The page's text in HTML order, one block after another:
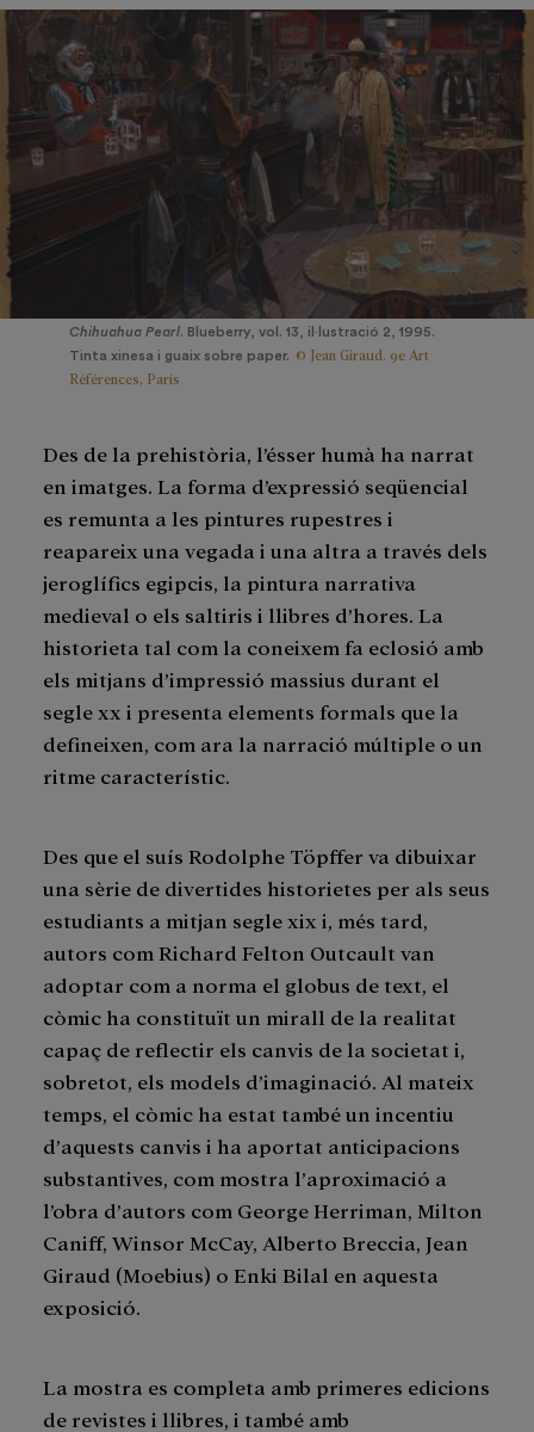
Chihuahua Pearl. Blueberry, vol. 13, il·lustració 2, 1995.
Tinta xinesa i guaix sobre paper. © Jean Giraud. 9e Art
Références, París
Des de la prehistòria, l’ésser humà ha narrat
en imatges. La forma d’expressió seqüencial
es remunta a les pintures rupestres i
reapareix una vegada i una altra a través dels
jeroglífics egipcis, la pintura narrativa
medieval o els saltiris i llibres d’hores. La
historieta tal com la coneixem fa eclosió amb
els mitjans d’impressió massius durant el
segle xx i presenta elements formals que la
defineixen, com ara la narració múltiple o un
ritme característic.
Des que el suís Rodolphe Töpffer va dibuixar
una sèrie de divertides historietes per als seus
estudiants a mitjan segle xix i, més tard,
autors com Richard Felton Outcault van
adoptar com a norma el globus de text, el
còmic ha constituït un mirall de la realitat
capaç de reflectir els canvis de la societat i,
sobretot, els models d’imaginació. Al mateix
temps, el còmic ha estat també un incentiu
d’aquests canvis i ha aportat anticipacions
substantives, com mostra l’aproximació a
l’obra d’autors com George Herriman, Milton
Caniff, Winsor McCay, Alberto Breccia, Jean
Giraud (Moebius) o Enki Bilal en aquesta
exposició.
La mostra es completa amb primeres edicions
de revistes i llibres, i també amb